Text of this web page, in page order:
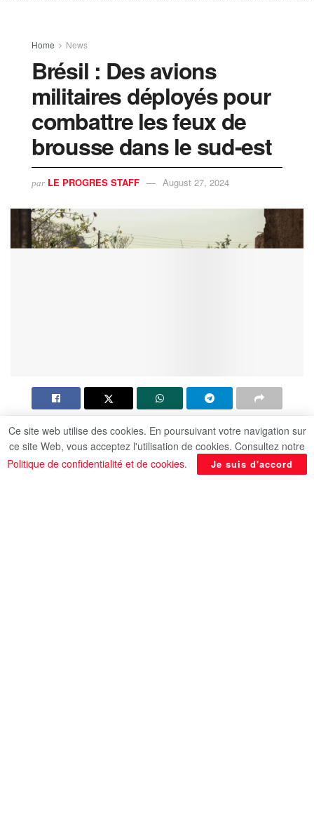
Home News
Brésil : Des avions
militaires déployés pour
combattre les feux de
brousse dans le sud-est
par LE PROGRES STAFF August 27, 2024
Les incendies touchent également le Brésil. Le
gouvernement brésilien a annoncé dimanche
l’envoi d’avions militaires pour aider à combattre
Ce site web utilise des cookies. En poursuivant votre navigation sur
ce site Web, vous acceptez l'utilisation de cookies. Consultez notre
Politique de confidentialité et de cookies. Je suis d'accord